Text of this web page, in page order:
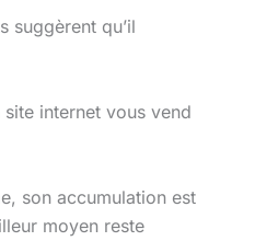
suggèrent qu’il
internet vous vend
son accumulation est
moyen reste